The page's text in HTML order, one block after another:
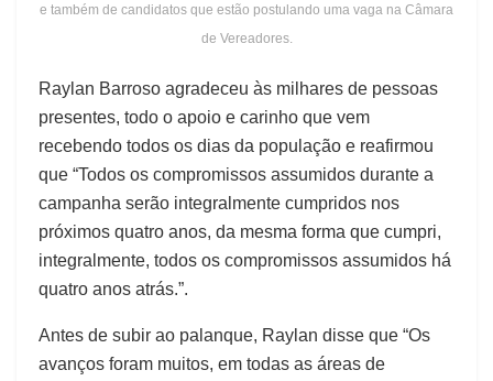
e também de candidatos que estão postulando uma vaga na Câmara
de Vereadores.
Raylan Barroso agradeceu às milhares de pessoas
presentes, todo o apoio e carinho que vem
recebendo todos os dias da população e reafirmou
que “Todos os compromissos assumidos durante a
campanha serão integralmente cumpridos nos
próximos quatro anos, da mesma forma que cumpri,
integralmente, todos os compromissos assumidos há
quatro anos atrás.”.
Antes de subir ao palanque, Raylan disse que “Os
avanços foram muitos, em todas as áreas de